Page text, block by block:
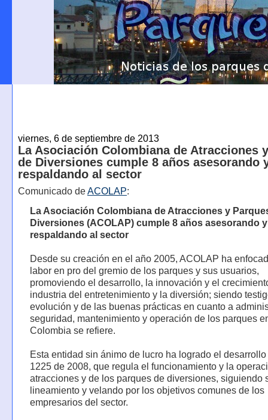
viernes, 6 de septiembre de 2013
La Asociación Colombiana de Atracciones
de Diversiones cumple 8 años asesorando
respaldando al sector
Comunicado deACOLAP:
La Asociación Colombiana de Atracciones y
Diversiones (ACOLAP) cumple 8 años asesorando y
respaldando al sector
Desde su creación en el año 2005, ACOLAP ha
labor en pro del gremio de los parques y sus usuarios,
promoviendo el desarrollo, la innovación y el
industria del entretenimiento y la diversión; siendo
evolución y de las buenas prácticas en cuanto a
seguridad, mantenimiento y operación de los parques
Colombia se refiere.
Esta entidad sin ánimo de lucro ha logrado el
1225 de 2008, que regula el funcionamiento y la
atracciones y de los parques de diversiones, siguiendo
lineamiento y velando por los objetivos comunes de los
empresarios del sector.